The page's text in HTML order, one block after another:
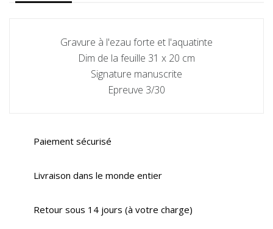
Gravure à l'ezau forte et l'aquatinte
Dim de la feuille 31 x 20 cm
Signature manuscrite
Epreuve 3/30
Paiement sécurisé
Livraison dans le monde entier
Retour sous 14 jours (à votre charge)